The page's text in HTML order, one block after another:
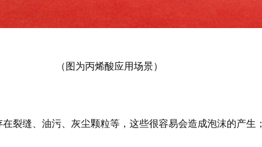
（图为丙烯酸应用场景）
裂缝、油污、灰尘颗粒等，这些很容易会造成泡沫的产生；